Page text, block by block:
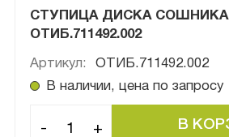
СТУПИЦА ДИСКА СОШНИКА
ОТИБ.711492.002
Артикул:
ОТИБ.711492.002
В наличии, цена по запросу
- +